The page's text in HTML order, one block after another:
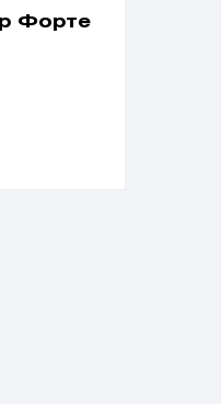
Форте